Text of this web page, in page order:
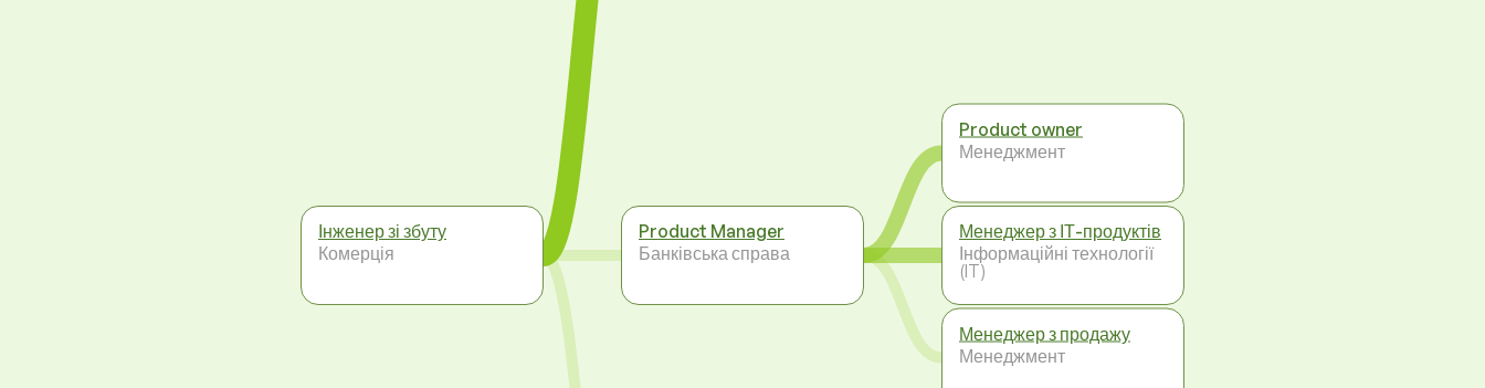
Інженер зі збуту
Комерція
Product Manager
Банківська справа
Product owner
Менеджмент
Менеджер з ІТ-продуктів
Інформаційні технології
(IT)
Менеджер з продажу
Менеджмент